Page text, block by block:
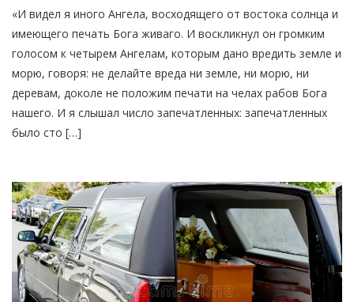
«И видел я иного Ангела, восходящего от востока солнца и
имеющего печать Бога живаго. И воскликнул он громким
голосом к четырем Ангелам, которым дано вредить земле и
морю, говоря: не делайте вреда ни земле, ни морю, ни
деревам, доколе не положим печати на челах рабов Бога
нашего. И я слышал число запечатленных: запечатленных
было сто […]